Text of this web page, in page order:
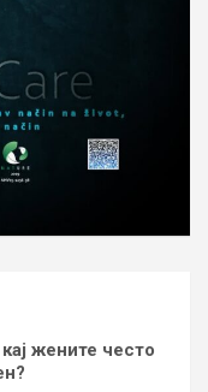
жените често